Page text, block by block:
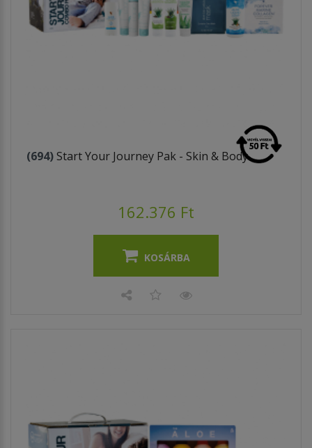
(694) Start Your Journey Pak - Skin & Body
162.376 Ft
KOSÁRBA